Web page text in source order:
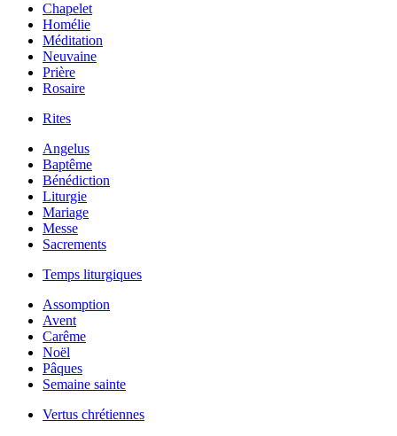
Chapelet
Homélie
Méditation
Neuvaine
Prière
Rosaire
Rites
Angelus
Baptême
Bénédiction
Liturgie
Mariage
Messe
Sacrements
Temps liturgiques
Assomption
Avent
Carême
Noël
Pâques
Semaine sainte
Vertus chrétiennes